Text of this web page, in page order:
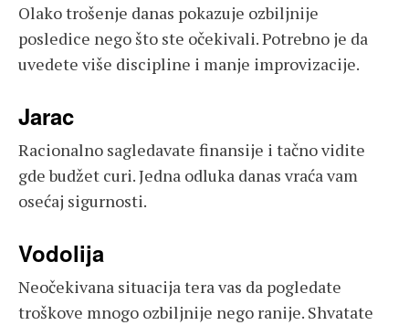
Olako trošenje danas pokazuje ozbiljnije
posledice nego što ste očekivali. Potrebno je da
uvedete više discipline i manje improvizacije.
Jarac
Racionalno sagledavate finansije i tačno vidite
gde budžet curi. Jedna odluka danas vraća vam
osećaj sigurnosti.
Vodolija
Neočekivana situacija tera vas da pogledate
troškove mnogo ozbiljnije nego ranije. Shvatate